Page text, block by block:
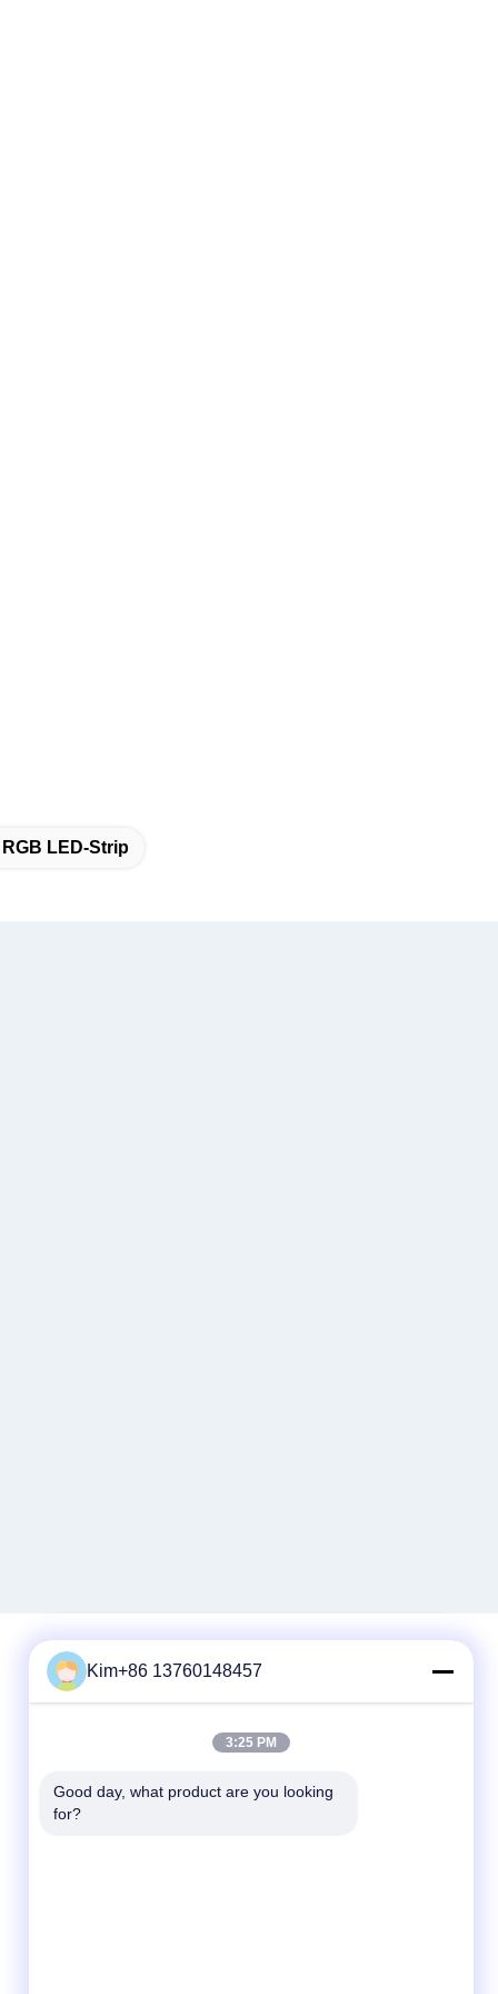
LED-Strip
86-184-7542-7886
Kim+86 13760148457
3:25 PM
Good day, what product are you looking
for?